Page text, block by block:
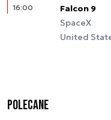
16:00
Falcon 9
SpaceX
United
Polecane